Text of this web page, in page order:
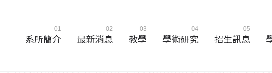
01
系所簡介
02
最新消息
03
教學
04
學術研究
05
招生訊息